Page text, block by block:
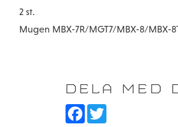
2 st.
Mugen MBX-7R/MGT7/MBX-8/MBX-
DELA MED
F
T